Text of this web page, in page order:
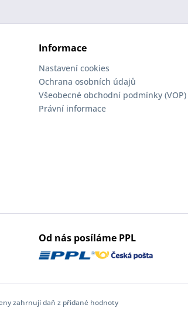
Informace
Nastavení cookies
Ochrana osobních údajů
Všeobecné obchodní podmínky (VOP)
Právní informace
Od nás posíláme PPL
zahrnují daň z přidané hodnoty